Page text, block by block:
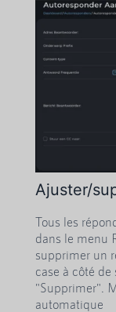
Ajuster/
Tous les
dans le menu
supprimer un
case à côté
"Supprimer".
automatique